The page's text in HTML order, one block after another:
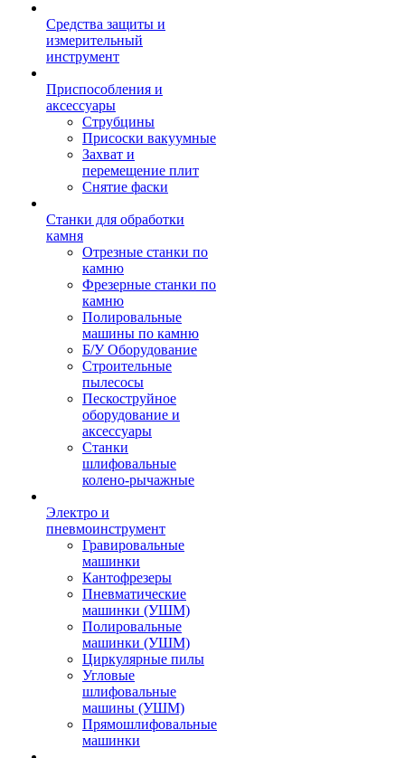
Средства защиты и
измерительный
инструмент
Приспособления и
аксессуары
Струбцины
Присоски вакуумные
Захват и
перемещение плит
Снятие фаски
Станки для обработки
камня
Отрезные станки по
камню
Фрезерные станки по
камню
Полировальные
машины по камню
Б/У Оборудование
Строительные
пылесосы
Пескоструйное
оборудование и
аксессуары
Станки
шлифовальные
колено-рычажные
Электро и
пневмоинструмент
Гравировальные
машинки
Кантофрезеры
Пневматические
машинки (УШМ)
Полировальные
машинки (УШМ)
Циркулярные пилы
Угловые
шлифовальные
машины (УШМ)
Прямошлифовальные
машинки